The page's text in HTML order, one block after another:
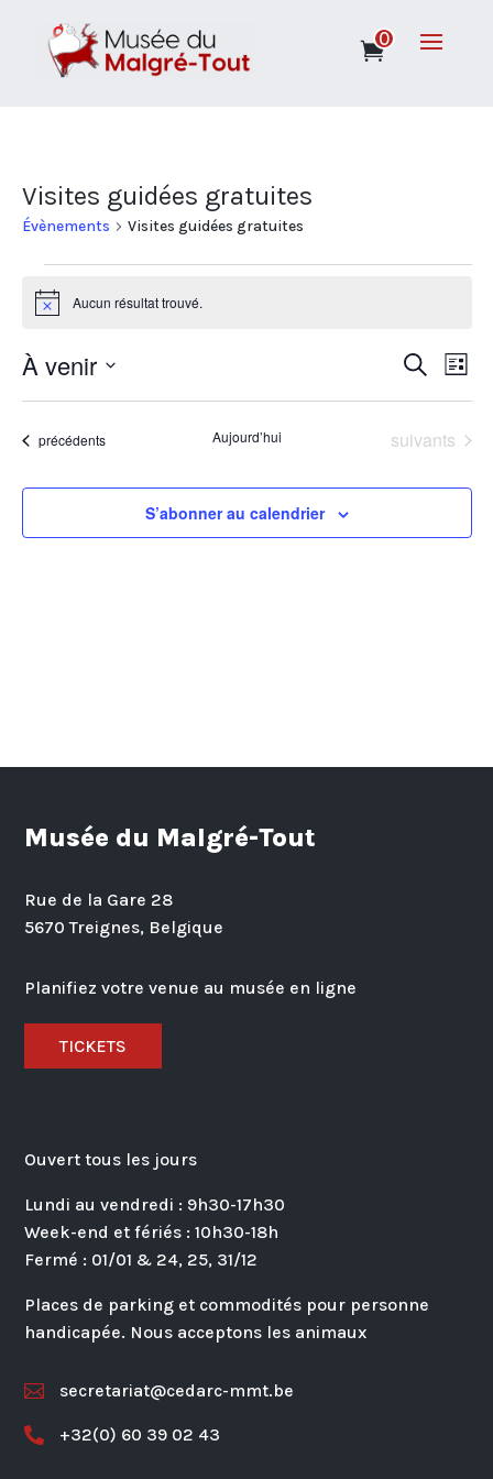
0
Visites guidées gratuites
Évènements Visites guidées gratuites
Évènements
Notice Aucun résultat trouvé.
Recherche
de
Liste
À venir
Sélectionnez
date.
Évènements
précédents Aujourd’hui Évènements
suivants
S’abonner au calendrier
Musée du Malgré-Tout
Rue de la Gare 28
5670 Treignes, Belgique
Planifiez votre venue au musée en ligne
TICKETS
Ouvert tous les jours
Lundi au vendredi : 9h30-17h30
Week-end et fériés : 10h30-18h
Fermé : 01/01 & 24, 25, 31/12
Places de parking et commodités pour personne
handicapée. Nous acceptons les animaux
 secretariat@cedarc-mmt.be
 +32(0) 60 39 02 43